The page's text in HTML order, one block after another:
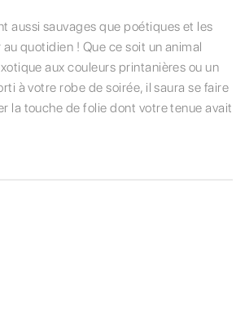
aussi sauvages que poétiques et les
quotidien ! Que ce soit un animal
aux couleurs printanières ou un
à votre robe de soirée, il saura se faire
la touche de folie dont votre tenue avait